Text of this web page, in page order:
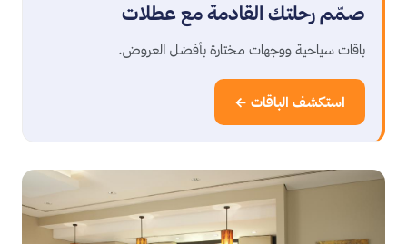
صمّم رحلتك القادمة مع عطلات
باقات سياحية ووجهات مختارة بأفضل العروض.
استكشف الباقات ←